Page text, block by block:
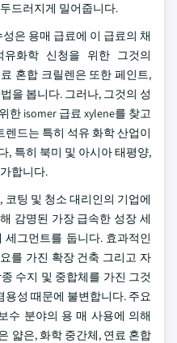
드러지게 밀어줍니다.
은 용매 급료에 이 급료의 채
화학 신청을 위한 그것의
혼합 크릴렌은 또한 페인트,
을 봅니다. 그러나, 그것의 성
한 isomer 급료 xylene를 찾고
렌드는 특히 석유 화학 산업이
, 특히 북미 및 아시아 태평양,
합니다.
코팅 및 청소 대리인의 기업에
감명된 가장 급속한 성장 세
그먼트를 둡니다. 효과적인
를 가진 확장 건축 그리고 자
수지 및 중합체를 가진 그것
용성 때문에 불변합니다. 주요
수 분야의 용 매 사용에 의해
얇은, 화학 중간체, 연료 혼합